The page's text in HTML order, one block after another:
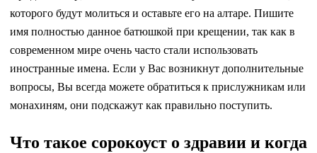
которого будут молиться и оставьте его на алтаре. Пишите
имя полностью данное батюшкой при крещении, так как в
современном мире очень часто стали использовать
иностранные имена. Если у Вас возникнут дополнительные
вопросы, Вы всегда можете обратиться к прислужникам или
монахиням, они подскажут как правильно поступить.
Что такое сорокоуст о здравии и когда